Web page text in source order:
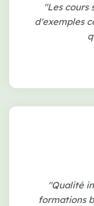
"Les cours
d'exemples
"Qualité
formations